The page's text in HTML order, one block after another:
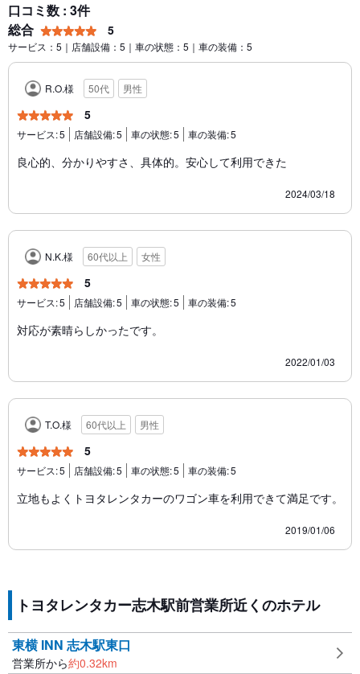
口コミ数 : 3件
総合
5
サービス：5｜店舗設備：5｜車の状態：5｜車の装備：5
R.O.様 50代 男性
5
サービス:5 店舗設備:5 車の状態:5 車の装備:5
良心的、分かりやすさ、具体的。安心して利用できた
2024/03/18
N.K.様 60代以上 女性
5
サービス:5 店舗設備:5 車の状態:5 車の装備:5
対応が素晴らしかったです。
2022/01/03
T.O.様 60代以上 男性
5
サービス:5 店舗設備:5 車の状態:5 車の装備:5
立地もよくトヨタレンタカーのワゴン車を利用できて満足です。
2019/01/06
トヨタレンタカー志木駅前営業所近くのホテル
東横 INN 志木駅東口
営業所から約0.32km